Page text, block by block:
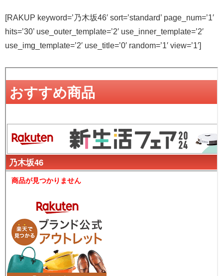
[RAKUP keyword=’乃木坂46′ sort=’standard’ page_num=’1′
hits=’30’ use_outer_template=’2′ use_inner_template=’2′
use_img_template=’2′ use_title=’0′ random=’1′ view=’1′]